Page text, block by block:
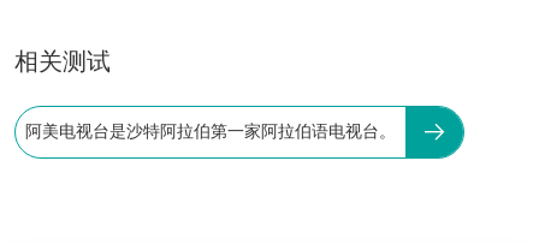
相关测试
阿美电视台是沙特阿拉伯第一家阿拉伯语电视台。